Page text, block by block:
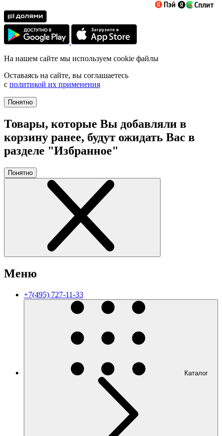
На нашем сайте мы используем cookie файлы
Оставаясь на сайте, вы соглашаетесь
с политикой их применения
Понятно
Товары, которые Вы добавляли в
корзину ранее, будут ожидать Вас в
разделе "Избранное"
Понятно
Меню
+7(495) 727-11-33
Каталог